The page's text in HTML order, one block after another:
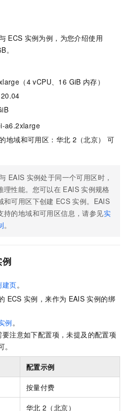
ECS 实例为例，为您介绍使用
。
（4 vCPU、16 GiB 内存）
a6.2xlarge
地域和可用区：华北 2（北京） 可
EAIS 实例处于同一个可用区时，
理性能。您可以在 EAIS 实例规格
和可用区下创建 ECS 实例。EAIS
持的地域和可用区信息，请参见实
。
例
建页。
ECS 实例，来作为 EAIS 实例的绑
例 。
注意如下配置项，未提及的配置项
配置示例
按量付费
华北 2（北京）